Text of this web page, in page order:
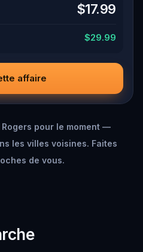
$17.99
$29.99
affaire
pour le moment —
les villes voisines. Faites
de vous.